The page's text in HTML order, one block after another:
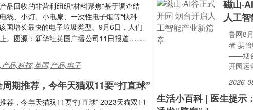
品回收的非营利组织“材料聚焦”基于调查结
线、小灯、小电扇、一次性电子烟等“快科
国增长最快的电子垃圾类型。9月6日，人们
。图源：新华社英国广播公司11日报道……
品,科技,英国,产品,电子
期推荐，今年天猫双11要“打直球”
荐，今年天猫双11要“打直球” 2023天猫双11
磁山
人工
鲁网8
者 姜
——烟
开园运
2026-
生活小百科 | 医生提示